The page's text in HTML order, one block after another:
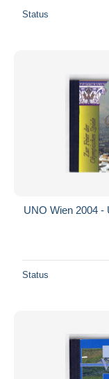
Status
UNO Wien 2004
Status